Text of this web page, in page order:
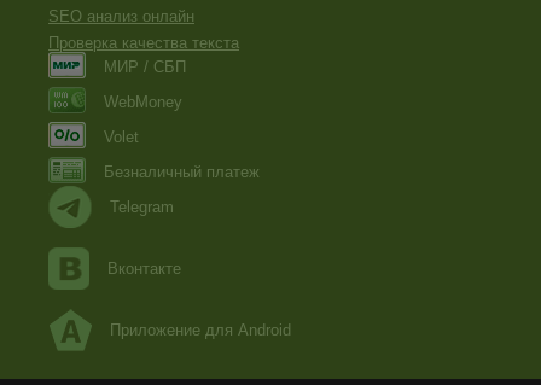
SEO анализ онлайн
Проверка качества текста
МИР / СБП
WebMoney
Volet
Безналичный платеж
Telegram
Вконтакте
Приложение для Android